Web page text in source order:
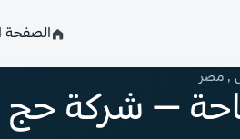
الصفحة
, مصر
— شركة